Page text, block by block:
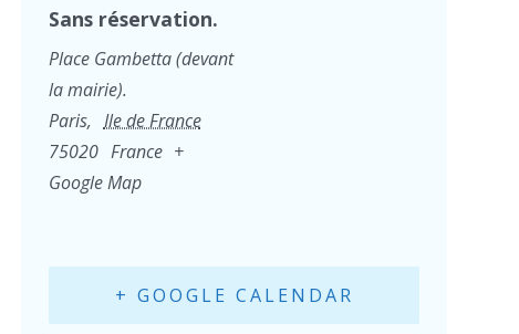
Sans réservation.
Place Gambetta (devant
la mairie).
Paris, Ile de France
75020 France +
Google Map
+ GOOGLE CALENDAR